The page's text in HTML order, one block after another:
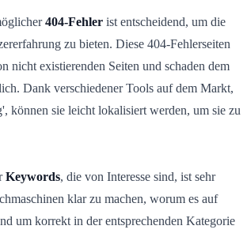
404-Fehler ist entscheidend, um die
zu bieten. Diese 404-Fehlerseiten
nicht existierenden Seiten und schaden dem
Dank verschiedener Tools auf dem Markt,
können sie leicht lokalisiert werden, um sie zu
Keywords, die von Interesse sind, ist sehr
klar zu machen, worum es auf
um korrekt in der entsprechenden Kategorie